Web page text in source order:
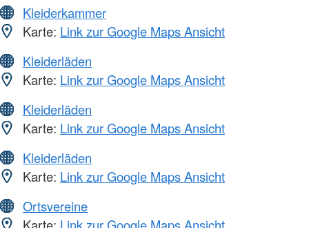
Kleiderkammer
Karte: Link zur Google Maps Ansicht
Kleiderläden
Karte: Link zur Google Maps Ansicht
Kleiderläden
Karte: Link zur Google Maps Ansicht
Kleiderläden
Karte: Link zur Google Maps Ansicht
Ortsvereine